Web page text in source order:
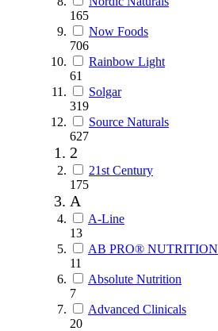
165
Now Foods
706
Rainbow Light
61
Solgar
319
Source Naturals
627
2
21st Century
175
A
A-Line
13
AB PRO® NUTRITION
11
Absolute Nutrition
7
Advanced Clinicals
20